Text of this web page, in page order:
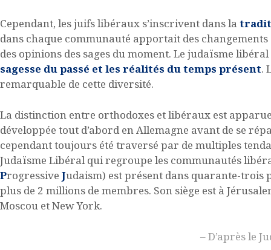
Cependant, les juifs libéraux s’inscrivent dans la
dans chaque communauté apportait des
des opinions des sages du moment. Le judaïsme
sagesse du passé et les réalités du temps présent.
remarquable de cette diversité.
La distinction entre orthodoxes et libéraux est apparue
développée tout d’abord en Allemagne avant de se
cependant toujours été traversé par de multiples
Judaïsme Libéral qui regroupe les communautés
Progressive Judaism) est présent dans quarante-trois
plus de 2 millions de membres. Son siège est à
Moscou et New York.
– D’après le